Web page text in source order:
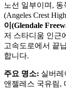
노선 일부이며, 동
(Angeles Crest
이(Glendale
저 스타디움 인근
고속도로에서 끝
합니다.
주요 명소: 실버레
앤젤레스 국유림,